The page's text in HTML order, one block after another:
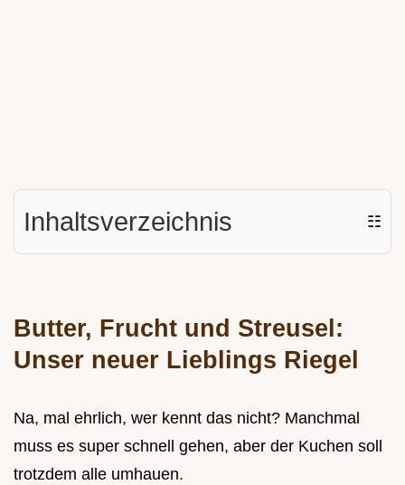
Inhaltsverzeichnis ☷
Butter, Frucht und Streusel:
Unser neuer Lieblings Riegel
Na, mal ehrlich, wer kennt das nicht? Manchmal
muss es super schnell gehen, aber der Kuchen soll
trotzdem alle umhauen.